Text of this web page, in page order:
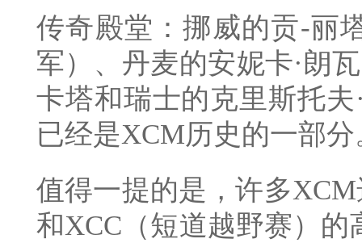
传奇殿堂：挪威的贡-丽
军）、丹麦的安妮卡·朗
卡塔和瑞士的克里斯托
已经是XCM历史的一部分
值得一提的是，许多
和XCC（短道越野赛）的